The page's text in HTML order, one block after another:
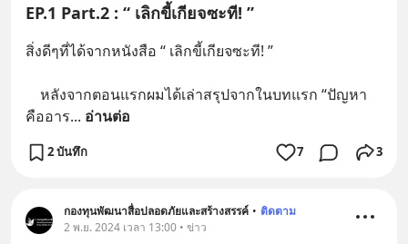
EP.1 Part.2 : “ เลิกขี้เกียจซะที! ”
สิ่งดีๆที่ได้จากหนังสือ “ เลิกขี้เกียจซะที! ”
คืออาร... อ่านต่อ
2 บันทึก 7 3
กองทุนพัฒนาสื่อปลอดภัยและสร้างสรรค์ • ติดตาม
2 พ.ย. 2024 เวลา 13:00 • ข่าว